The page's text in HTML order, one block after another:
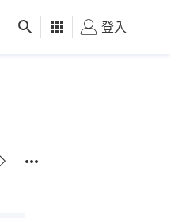
健康 好食玩飛
登入